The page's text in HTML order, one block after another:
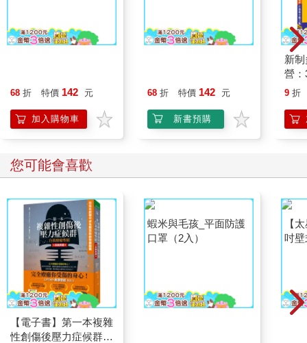
年｝
68 折 特價 142 元
加入購物車
68 折 特價 142 元
新書預購
新
營：
分
書
身
9 折
您可能會喜歡
【電子書】第一本複雜
性創傷後壓力症候群自